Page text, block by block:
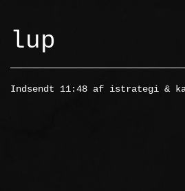
lup
Indsendt 11:48 af istrategi &